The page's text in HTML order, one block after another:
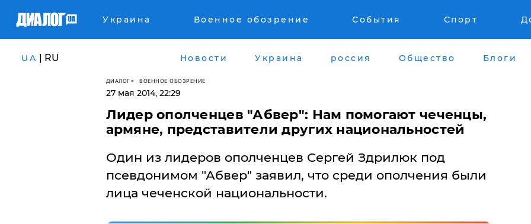
Украина Военное обозрение События Спорт
UA | RU Новости Украина россия Общество Блоги
ДИАЛОГ ВОЕННОЕ ОБОЗРЕНИЕ
27 мая 2014, 22:29
Лидер ополченцев "Абвер": Нам помогают чеченцы,
армяне, представители других национальностей
Один из лидеров ополченцев Сергей Здрилюк под
псевдонимом "Абвер" заявил, что среди ополчения были
лица чеченской национальности.